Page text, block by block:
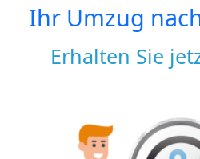
Ihr Umzug
Erhalten Sie